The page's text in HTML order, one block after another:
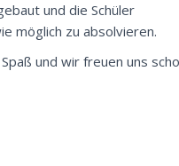
und die Schüler
möglich zu absolvieren.
und wir freuen uns